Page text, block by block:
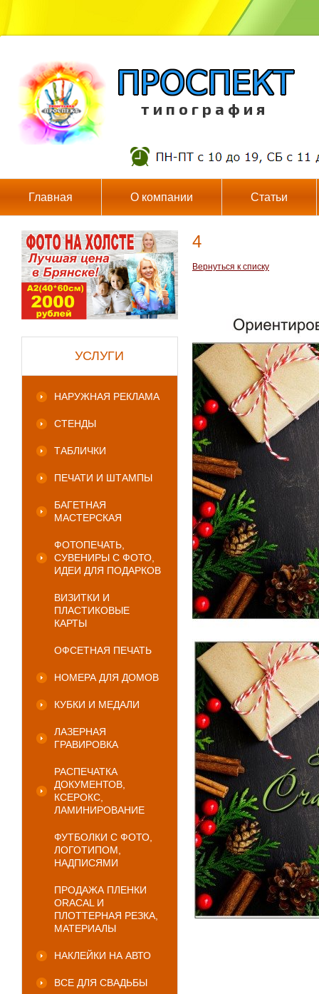
т и п о г р а ф и я
Главная О компании Статьи
УСЛУГИ
НАРУЖНАЯ РЕКЛАМА
СТЕНДЫ
ТАБЛИЧКИ
ПЕЧАТИ И ШТАМПЫ
БАГЕТНАЯ
МАСТЕРСКАЯ
ФОТОПЕЧАТЬ,
СУВЕНИРЫ С ФОТО,
ИДЕИ ДЛЯ ПОДАРКОВ
ВИЗИТКИ И
ПЛАСТИКОВЫЕ
КАРТЫ
ОФСЕТНАЯ ПЕЧАТЬ
НОМЕРА ДЛЯ ДОМОВ
КУБКИ И МЕДАЛИ
ЛАЗЕРНАЯ
ГРАВИРОВКА
РАСПЕЧАТКА
ДОКУМЕНТОВ,
КСЕРОКС,
ЛАМИНИРОВАНИЕ
ФУТБОЛКИ С ФОТО,
ЛОГОТИПОМ,
НАДПИСЯМИ
ПРОДАЖА ПЛЕНКИ
ORACAL И
ПЛОТТЕРНАЯ РЕЗКА,
МАТЕРИАЛЫ
НАКЛЕЙКИ НА АВТО
ВСЕ ДЛЯ СВАДЬБЫ
4
Вернуться к списку